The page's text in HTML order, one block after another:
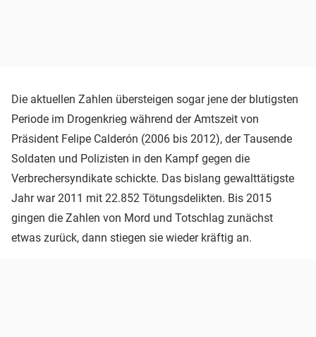
Die aktuellen Zahlen übersteigen sogar jene der blutigsten
Periode im Drogenkrieg während der Amtszeit von
Präsident Felipe Calderón (2006 bis 2012), der Tausende
Soldaten und Polizisten in den Kampf gegen die
Verbrechersyndikate schickte. Das bislang gewalttätigste
Jahr war 2011 mit 22.852 Tötungsdelikten. Bis 2015
gingen die Zahlen von Mord und Totschlag zunächst
etwas zurück, dann stiegen sie wieder kräftig an.